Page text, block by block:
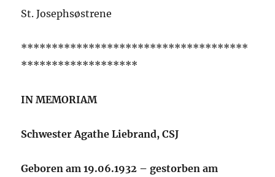
St. Josephsøstrene
*************************************
*******************
IN MEMORIAM
Schwester Agathe Liebrand, CSJ
Geboren am 19.06.1932 – gestorben am